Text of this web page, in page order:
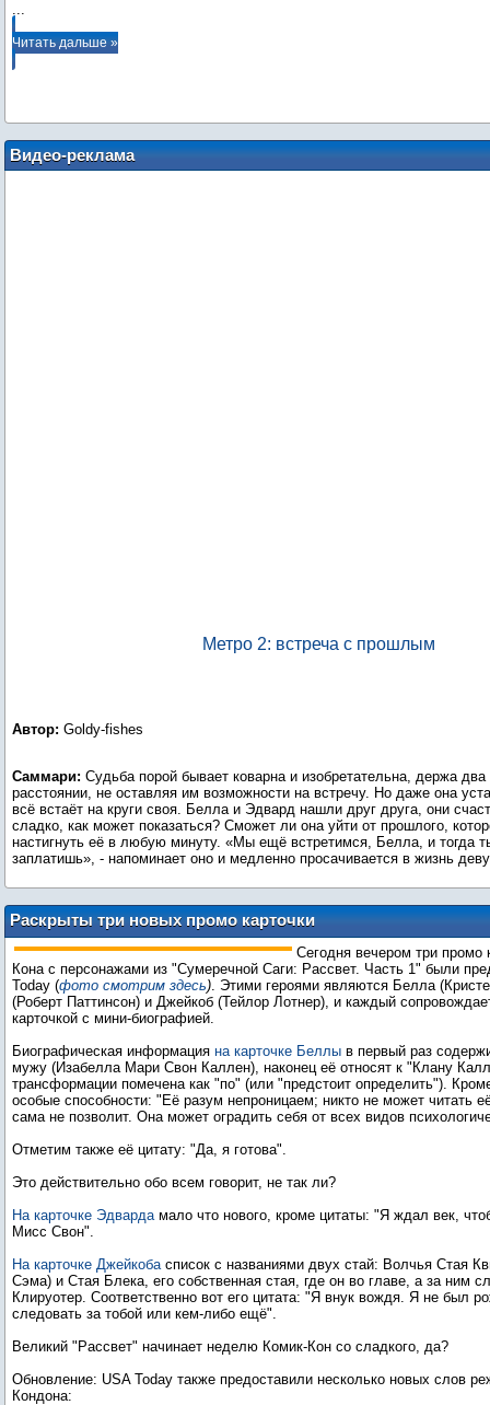
...
Читать дальше »
Видео-реклама
Метро 2: встреча с прошлым
Автор: Goldy-fishes
Саммари: Судьба порой бывает коварна и изобретательна, держа
расстоянии, не оставляя им возможности на встречу. Но даже она
всё встаёт на круги своя. Белла и Эдвард нашли друг друга, они
сладко, как может показаться? Сможет ли она уйти от прошлого,
настигнуть её в любую минуту. «Мы ещё встретимся, Белла, и тогда
заплатишь», - напоминает оно и медленно просачивается в жизнь
Раскрыты три новых промо карточки
героев "Рассвета" для Комик-Кона
Сегодня вечером три промо
Кона с персонажами из "Сумеречной Саги: Рассвет. Часть 1" были
Today (фото смотрим здесь). Этими героями являются Белла
(Роберт Паттинсон) и Джейкоб (Тейлор Лотнер), и каждый
карточкой с мини-биографией.
Биографическая информация на карточке Беллы в первый раз
мужу (Изабелла Мари Свон Каллен), наконец её относят к "Клану
трансформации помечена как "по" (или "предстоит определить").
особые способности: "Её разум непроницаем; никто не может читать
сама не позволит. Она может оградить себя от всех видов
Отметим также её цитату: "Да, я готова".
Это действительно обо всем говорит, не так ли?
На карточке Эдвардамало что нового, кроме цитаты: "Я ждал век,
Мисс Свон".
На карточке Джейкобасписок с названиями двух стай: Волчья Стая
Сэма) и Стая Блека, его собственная стая, где он во главе, а за ним
Клируотер. Соответственно вот его цитата: "Я внук вождя. Я не был
следовать за тобой или кем-либо ещё".
Великий "Рассвет" начинает неделю Комик-Кон со сладкого, да?
Обновление: USA Today также предоставили несколько новых слов
Кондона: